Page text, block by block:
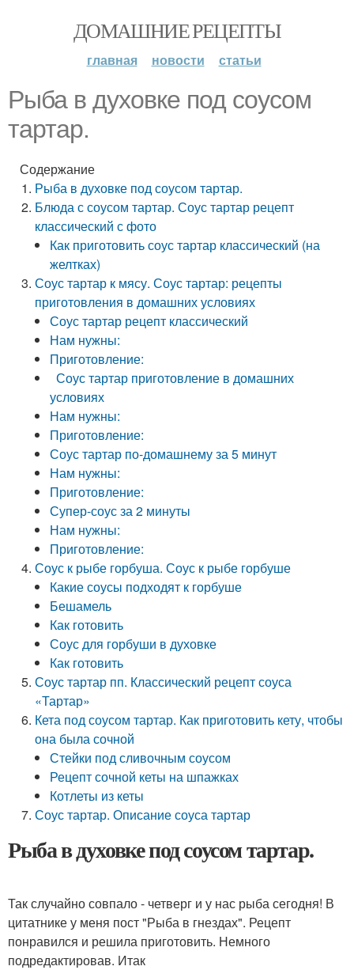
ДОМАШНИЕ РЕЦЕПТЫ
главная новости статьи
Рыба в духовке под соусом
тартар.
Содержание
Рыба в духовке под соусом тартар.
Блюда с соусом тартар. Соус тартар рецепт
классический с фото
Как приготовить соус тартар классический (на
желтках)
Соус тартар к мясу. Соус тартар: рецепты
приготовления в домашних условиях
Соус тартар рецепт классический
Нам нужны:
Приготовление:
Соус тартар приготовление в домашних
условиях
Нам нужны:
Приготовление:
Соус тартар по-домашнему за 5 минут
Нам нужны:
Приготовление:
Супер-соус за 2 минуты
Нам нужны:
Приготовление:
Соус к рыбе горбуша. Соус к рыбе горбуше
Какие соусы подходят к горбуше
Бешамель
Как готовить
Соус для горбуши в духовке
Как готовить
Соус тартар пп. Классический рецепт соуса
«Тартар»
Кета под соусом тартар. Как приготовить кету, чтобы
она была сочной
Стейки под сливочным соусом
Рецепт сочной кеты на шпажках
Котлеты из кеты
Соус тартар. Описание соуса тартар
Рыба в духовке под соусом тартар.
Так случайно совпало - четверг и у нас рыба сегодня! В
цитатнике у меня пост "Рыба в гнездах". Рецепт
понравился и решила приготовить. Немного
подредактировав. Итак